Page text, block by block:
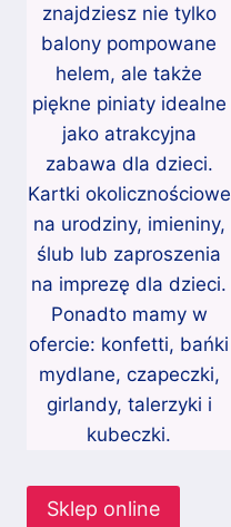
znajdziesz nie tylko
balony pompowane
helem, ale także
piękne piniaty idealne
jako atrakcyjna
zabawa dla dzieci.
Kartki okolicznościowe
na urodziny, imieniny,
ślub lub zaproszenia
na imprezę dla dzieci.
Ponadto mamy w
ofercie: konfetti, bańki
mydlane, czapeczki,
girlandy, talerzyki i
kubeczki.
Sklep online